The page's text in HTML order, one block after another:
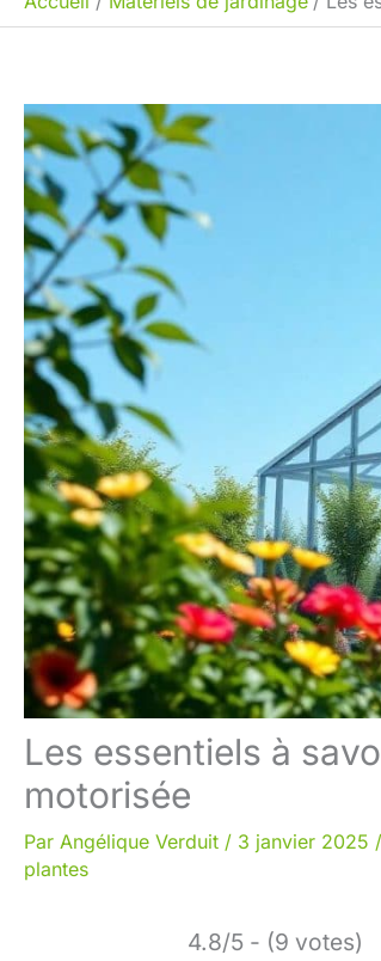
Les essentiels à
motorisée
Par Angélique Verduit / 3 janvier 2025 /
plantes
4.8/5 - (9 votes)